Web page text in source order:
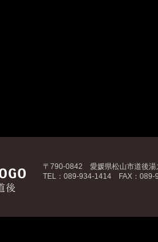
〒790-0842 愛媛県松山市道後湯
TEL：089-934-1414 FAX：089-